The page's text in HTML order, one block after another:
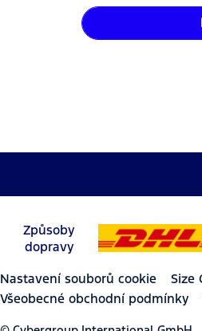
Způsoby
dopravy
Nastavení souborů cookie Size
Všeobecné obchodní podmínky